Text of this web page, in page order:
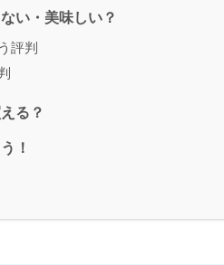
い・美味しい？
評判
る？
！